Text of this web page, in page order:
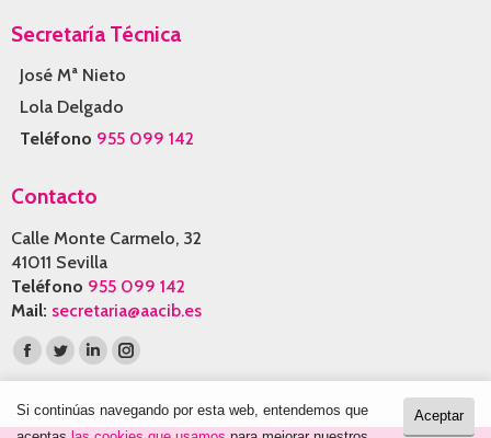
Secretaría Técnica
José Mª Nieto
Lola Delgado
Teléfono 955 099 142
Contacto
Calle Monte Carmelo, 32
41011 Sevilla
Teléfono 955 099 142
Mail: secretaria@aacib.es
Encuéntranos en:
Facebook
page
opens
in
Twitter
page
opens
in
Linkedin
page
in
Instagram
page
opens
in
Aceptar
Si continúas navegando por esta web, entendemos que